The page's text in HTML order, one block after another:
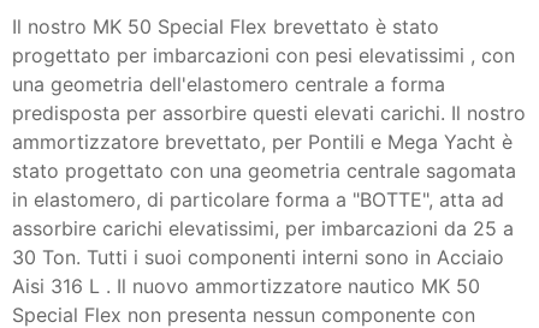
Il nostro MK 50 Special Flex brevettato è stato
progettato per imbarcazioni con pesi elevatissimi , con
una geometria dell'elastomero centrale a forma
predisposta per assorbire questi elevati carichi. Il nostro
ammortizzatore brevettato, per Pontili e Mega Yacht è
stato progettato con una geometria centrale sagomata
in elastomero, di particolare forma a "BOTTE", atta ad
assorbire carichi elevatissimi, per imbarcazioni da 25 a
30 Ton. Tutti i suoi componenti interni sono in Acciaio
Aisi 316 L . Il nuovo ammortizzatore nautico MK 50
Special Flex non presenta nessun componente con